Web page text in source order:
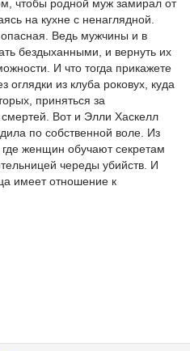
чтобы родной муж замирал от
на кухне с ненаглядной.
опасная. Ведь мужчины и в
бездыханными, и вернуть их
И что тогда прикажете
оглядки из клуба роковух, куда
приняться за
Вот и Элли Хаскелл
по собственной воле. Из
где женщин обучают секретам
череды убийств. И
имеет отношение к